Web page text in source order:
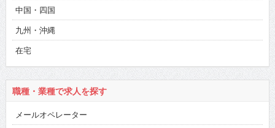
中国・四国
九州・沖縄
在宅
職種・業種で求人を探す
メールオペレーター